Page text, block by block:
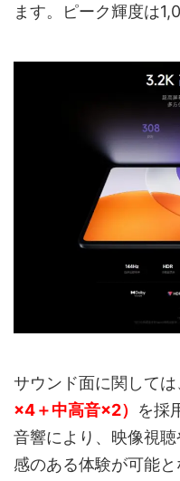
ます。ピーク輝度は
サウンド面に関しては
×4＋中高音×2） を採
音響により、映像視
感のある体験が可能と